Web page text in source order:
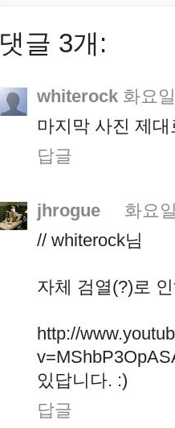
댓글 3개:
whiterock 화요
마지막 사진 제
답글
jhrogue
화요
// whiterock님
자체 검열(?)로
http://
있답니다. :)
답글